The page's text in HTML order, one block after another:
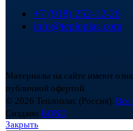
+7 (918) 252-12-26
info@teploplas.com
Материалы на сайте имеют
публичной офертой.
© 2026 Теплоплас (Россия). Все
Создано BOND
Закрыть